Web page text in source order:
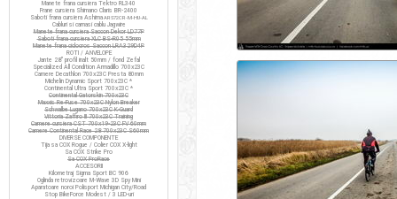
Manete frana cursiera Tektro RL340
Frane cursiera Shimano Claris BR-2400
Saboti frana cursiera AshimaARS72CR-M-HU-AL
Cabluri si camasi cablu Jagwire
Manete frana cursiera Saccon Dekor LD77P
Saboti frana cursiera XLC BS-R05 55mm
Manete frana ciclocros Saccon LRA329D4P
ROTI / ANVELOPE
Jante 28" profil inalt 50mm / fond Zefal
Specialized All Condition Armadillo 700x23C
Camere Decathlon 700x23C Presta 80mm
Michelin Dynamic Sport 700x23C *
Continental Ultra Sport 700x23C *
Continental Gatorskin 700x23C
Maxxis Re-Fuse 700x23C Nylon Breaker
Schwalbe Lugano 700x23C K-Guard
Vittoria Zaffiro III 700x23C Training
Camere cursiera CST 700x19-23C FV 60mm
Camere Continental Race 28 700x23C S60mm
DIVERSE COMPONENTE
Tija sa COX Rogue / Colier COX X-light
Sa COX Strike Pro
Sa COX ProRace
ACCESORII
Kilometraj Sigma Sport BC 906
Oglinda retrovizoare M-Wave 3D Spy Mini
Aparatoare noroi Polisport Michigan City/Road
Stop BikeForce Modest / 3 LED-uri